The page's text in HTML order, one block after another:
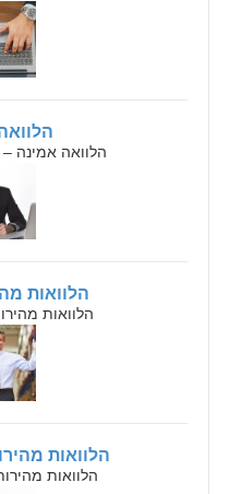
הלוואה אמינה
הלוואות
הלוואות
הלוואות
הלוואות